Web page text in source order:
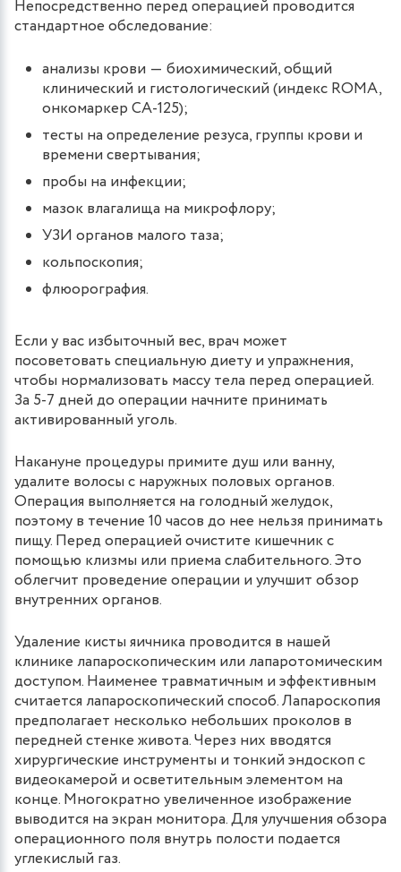
Непосредственно перед операцией проводится
стандартное обследование:
анализы крови ― биохимический, общий
клинический и гистологический (индекс ROMA,
онкомаркер CA-125);
тесты на определение резуса, группы крови и
времени свертывания;
пробы на инфекции;
мазок влагалища на микрофлору;
УЗИ органов малого таза;
кольпоскопия;
флюорография.
Если у вас избыточный вес, врач может
посоветовать специальную диету и упражнения,
чтобы нормализовать массу тела перед операцией.
За 5-7 дней до операции начните принимать
активированный уголь.
Накануне процедуры примите душ или ванну,
удалите волосы с наружных половых органов.
Операция выполняется на голодный желудок,
поэтому в течение 10 часов до нее нельзя принимать
пищу. Перед операцией очистите кишечник с
помощью клизмы или приема слабительного. Это
облегчит проведение операции и улучшит обзор
внутренних органов.
Удаление кисты яичника проводится в нашей
клинике лапароскопическим или лапаротомическим
доступом. Наименее травматичным и эффективным
считается лапароскопический способ. Лапароскопия
предполагает несколько небольших проколов в
передней стенке живота. Через них вводятся
хирургические инструменты и тонкий эндоскоп с
видеокамерой и осветительным элементом на
конце. Многократно увеличенное изображение
выводится на экран монитора. Для улучшения обзора
операционного поля внутрь полости подается
углекислый газ.